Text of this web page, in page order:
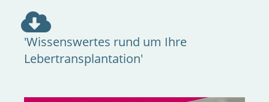
'Wissenswertes rund um Ihre
Lebertransplantation'